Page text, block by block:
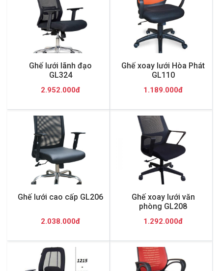
Ghế lưới lãnh đạo
GL324
2.952.000đ
Ghế xoay lưới Hòa Phát
GL110
1.189.000đ
Ghế lưới cao cấp GL206
2.038.000đ
Ghế xoay lưới văn
phòng GL208
1.292.000đ